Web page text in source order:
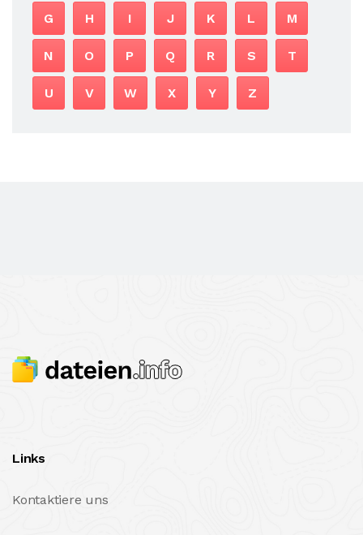
G H I J K L M
N O P Q R S T
U V W X Y Z
Links
Kontaktiere uns